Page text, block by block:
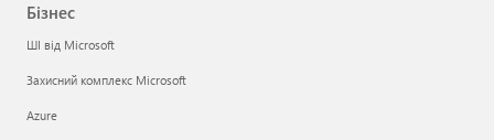
Бізнес
ШІ від Microsoft
Захисний комплекс Microsoft
Azure